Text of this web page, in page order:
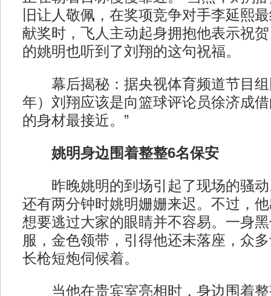
旧让人敬佩，在奖项竞争对手李延熙
献奖时，飞人主动起身拥抱他表示祝贺
的姚明也听到了刘翔的这句祝福。
幕后揭秘：据央视体育频道节目组
年）刘翔应该是向篮球评论员徐济成
的身材最接近。”
姚明身边围着整整6名保安
昨晚姚明的到场引起了现场的骚动
还有两分钟时姚明姗姗来迟。不过，
想要逃过大家的眼睛并不容易。一身
服，金色领带，引得他还未落座，众
长枪短炮伺候着。
当他在贵宾室亮相时，身边围着整